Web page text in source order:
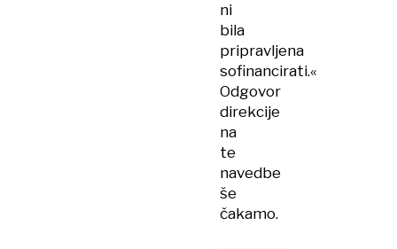
ni
bila
pripravljena
sofinancirati.«
Odgovor
direkcije
na
te
navedbe
še
čakamo.